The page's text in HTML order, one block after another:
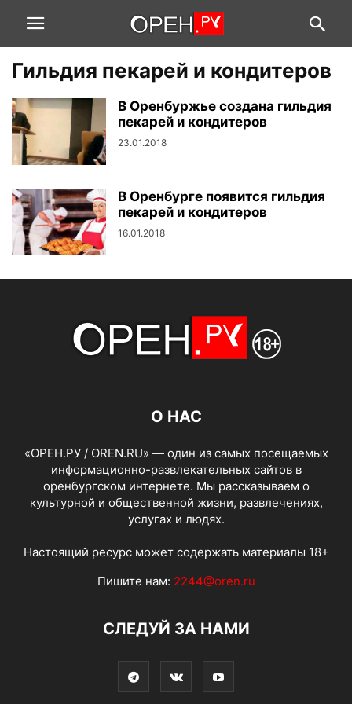
Гильдия пекарей и кондитеров
В Оренбуржье создана гильдия
пекарей и кондитеров
23.01.2018
В Оренбурге появится гильдия
пекарей и кондитеров
16.01.2018
О НАС
«ОРЕН.РУ / OREN.RU» — один из самых посещаемых
информационно-развлекательных сайтов в
оренбургском интернете. Мы рассказываем о
культурной и общественной жизни, развлечениях,
услугах и людях.
Настоящий ресурс может содержать материалы 18+
Пишите нам: 2244@oren.ru
СЛЕДУЙ ЗА НАМИ